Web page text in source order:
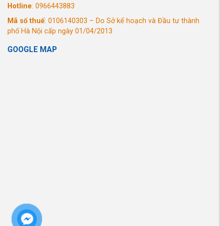
Hotline: 0966443883
Mã số thuế: 0106140303 – Do Sở kế hoạch và Đầu tư thành
phố Hà Nội cấp ngày 01/04/2013
GOOGLE MAP